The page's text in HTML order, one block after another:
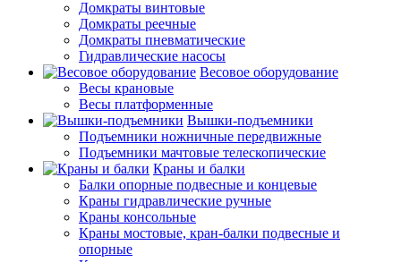
Домкраты винтовые
Домкраты реечные
Домкраты пневматические
Гидравлические насосы
Весовое оборудование
Весы крановые
Весы платформенные
Вышки-подъемники
Подъемники ножничные передвижные
Подъемники мачтовые телескопические
Краны и балки
Балки опорные подвесные и концевые
Краны гидравлические ручные
Краны консольные
Краны мостовые, кран-балки подвесные и
опорные